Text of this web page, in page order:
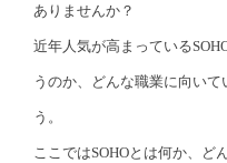
ありませんか？
近年人気が高まっている
うのか、どんな職業に向い
う。
ここではSOHOとは何か、ど